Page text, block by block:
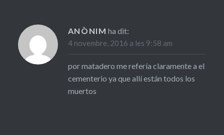
ANÒNIM ha dit:
4 novembre, 2016 a les 9:58 am
por matadero me refería claramente a el
cementerio ya que allí están todos los
muertos